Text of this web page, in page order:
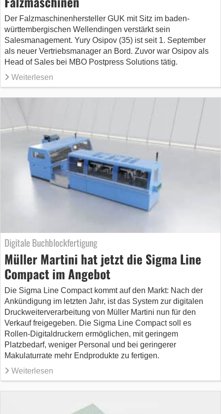
Der Falzmaschinenhersteller GUK mit Sitz im baden-
württembergischen Wellendingen verstärkt sein
Salesmanagement. Yury Osipov (35) ist seit 1. September
als neuer Vertriebsmanager an Bord. Zuvor war Osipov als
Head of Sales bei MBO Postpress Solutions tätig.
Weiterlesen
Digitale Buchblockfertigung
Müller Martini hat jetzt die Sigma Line
Compact im Angebot
Die Sigma Line Compact kommt auf den Markt: Nach der
Ankündigung im letzten Jahr, ist das System zur digitalen
Druckweiterverarbeitung von Müller Martini nun für den
Verkauf freigegeben. Die Sigma Line Compact soll es
Rollen-Digitaldruckern ermöglichen, mit geringem
Platzbedarf, weniger Personal und bei geringerer
Makulaturrate mehr Endprodukte zu fertigen.
Weiterlesen